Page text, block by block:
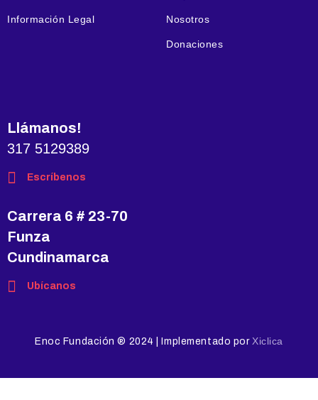
Información Legal Nosotros
Donaciones
Llámanos!
317 5129389
Escríbenos
Carrera 6 # 23-70
Funza
Cundinamarca
Ubícanos
Enoc Fundación ® 2024 | Implementado porXiclica